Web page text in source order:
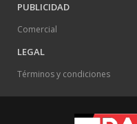
PUBLICIDAD
Comercial
LEGAL
Términos y condiciones